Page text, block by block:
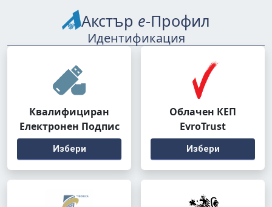
Акстър е-Профил
Идентификация
Квалифициран
Електронен Подпис
Избери
Облачен КЕП
EvroTrust
Избери